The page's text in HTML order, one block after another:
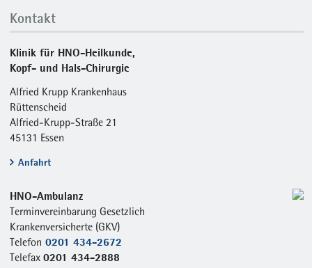
Kontakt
Klinik für HNO-Heilkunde,
Kopf- und Hals-Chirurgie
Alfried Krupp Krankenhaus
Rüttenscheid
Alfried-Krupp-Straße 21
45131 Essen
Anfahrt
HNO-Ambulanz
Terminvereinbarung Gesetzlich
Krankenversicherte (GKV)
Telefon 0201 434-2672
Telefax0201 434-2888